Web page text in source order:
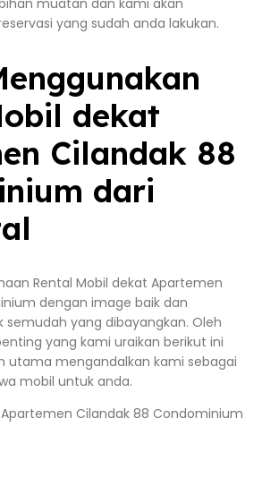
yang sudah anda lakukan.
dekat
Cilandak 88
dari
Rental Mobil dekat Apartemen
dengan image baik dan
yang dibayangkan. Oleh
yang kami uraikan berikut ini
utama mengandalkan kami sebagai
mobil untuk anda.